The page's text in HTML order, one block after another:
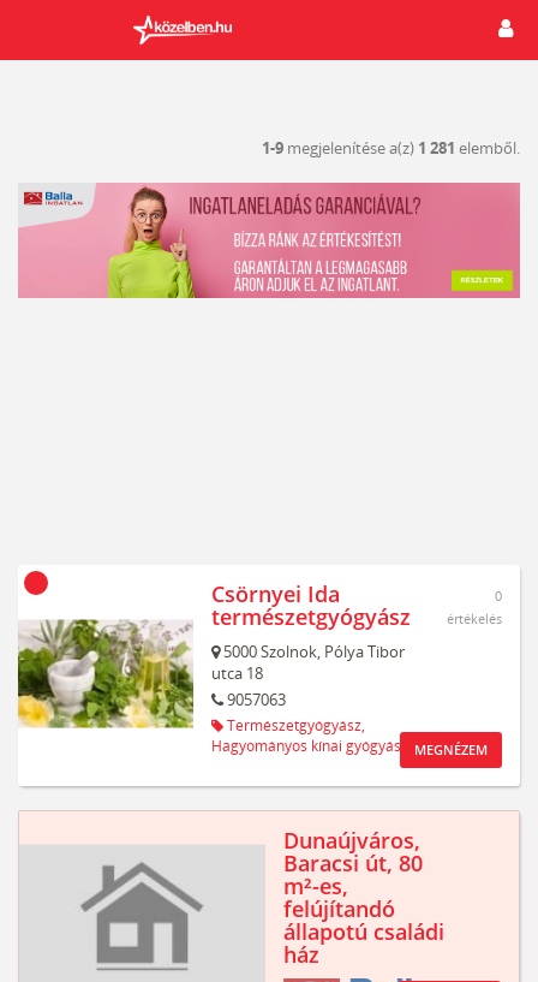
1-9 megjelenítése a(z) 1 281 elemből.
Csörnyei Ida
természetgyógyász
5000Szolnok, Pólya Tibor
utca 18
9057063
Természetgyógyász,
Hagyományos kínai gyógyászat
0
értékelés
MEGNÉZEM
Dunaújváros,
Baracsi út, 80
m²-es,
felújítandó
állapotú családi
ház